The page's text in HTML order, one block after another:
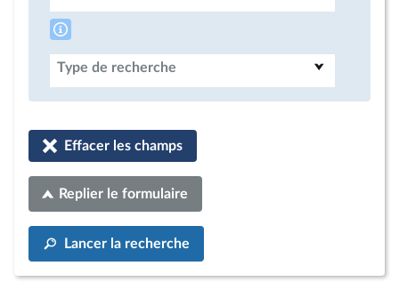
Type de recherche
Effacer les champs
Replier le formulaire
Lancer la recherche